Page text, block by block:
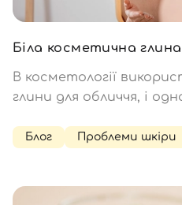
Біла косметична глина
В косметології
глини для обличчя, і
кількість
Блог Проблеми шкіри